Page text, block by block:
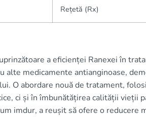
Rețetă (Rx)
a eficienței Ranexei în
alte medicamente antianginoase,
O abordare nouă de tratament,
ci și în îmbunătățirea calității vieții
imdur, a reușit să ofere o reducere